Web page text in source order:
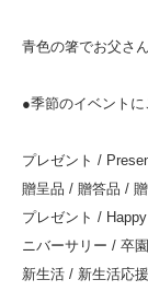
青色の箸でお父さ
●季節のイベントに
プレゼント /
贈呈品 / 贈答品 /
プレゼント /
ニバーサリー / 卒
新生活 / 新生活応